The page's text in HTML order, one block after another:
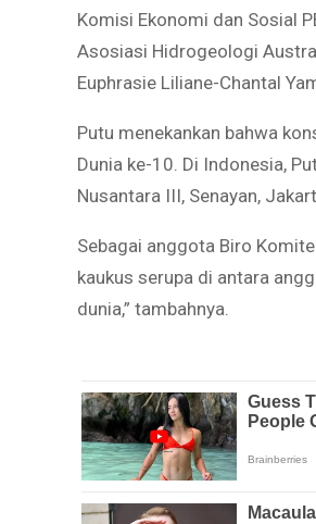
Komisi Ekonomi dan Sosial
Asosiasi Hidrogeologi
Euphrasie Liliane-Chantal
Putu menekankan bahwa
Dunia ke-10. Di Indonesia,
Nusantara III, Senayan,
Sebagai anggota Biro
kaukus serupa di antara
dunia,” tambahnya.